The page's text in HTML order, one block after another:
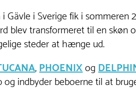
i Sverige fik i sommeren
blev transformeret til en skøn
steder at hænge ud.
,PHOENIXog
indbyder beboerne til at